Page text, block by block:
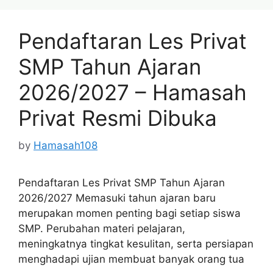
Pendaftaran Les Privat
SMP Tahun Ajaran
2026/2027 – Hamasah
Privat Resmi Dibuka
by Hamasah108
Pendaftaran Les Privat SMP Tahun Ajaran
2026/2027 Memasuki tahun ajaran baru
merupakan momen penting bagi setiap siswa
SMP. Perubahan materi pelajaran,
meningkatnya tingkat kesulitan, serta persiapan
menghadapi ujian membuat banyak orang tua